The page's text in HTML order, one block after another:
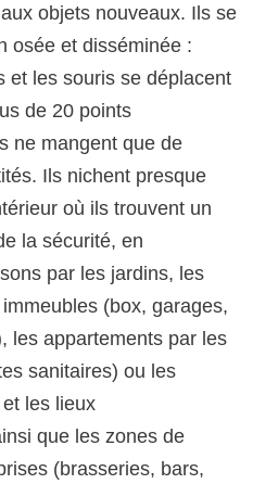
objets nouveaux. Ils se
osée et disséminée :
et les souris se déplacent
de 20 points
ne mangent que de
Ils nichent presque
où ils trouvent un
la sécurité, en
par les jardins, les
(box, garages,
les appartements par les
sanitaires) ou les
les lieux
que les zones de
(brasseries, bars,